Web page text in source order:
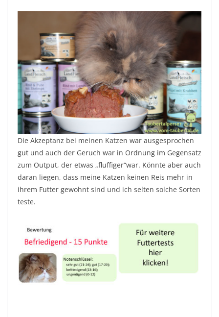
Die Akzeptanz bei meinen Katzen war ausgesprochen
gut und auch der Geruch war in Ordnung im Gegensatz
zum Output, der etwas „fluffiger“war. Könnte aber auch
daran liegen, dass meine Katzen keinen Reis mehr in
ihrem Futter gewohnt sind und ich selten solche Sorten
teste.